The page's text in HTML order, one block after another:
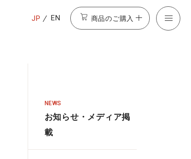
JP EN 商品のご購入
NEWS
お知らせ・メディア掲
載